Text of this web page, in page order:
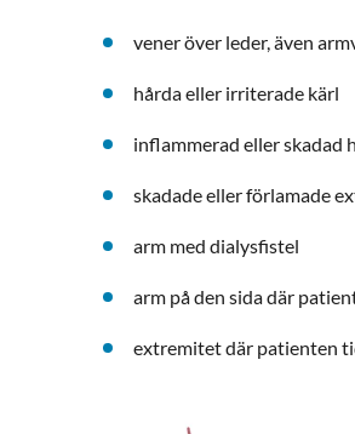
vener över leder, även
hårda eller irriterade kärl
inflammerad eller skadad
skadade eller förlamade
arm med dialysfistel
arm på den sida där
extremitet där patienten